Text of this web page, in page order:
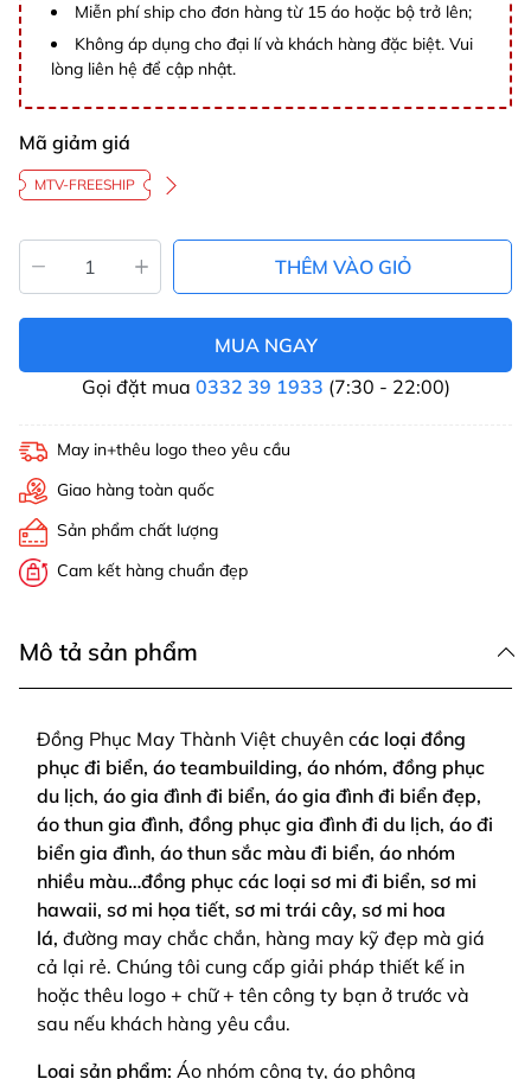
Miễn phí ship cho đơn hàng từ 15 áo hoặc bộ trở lên;
Không áp dụng cho đại lí và khách hàng đặc biệt. Vui
lòng liên hệ để cập nhật.
Mã giảm giá
MTV-FREESHIP
THÊM VÀO GIỎ
MUA NGAY
Gọi đặt mua 0332 39 1933 (7:30 - 22:00)
May in+thêu logo theo yêu cầu
Giao hàng toàn quốc
Sản phẩm chất lượng
Cam kết hàng chuẩn đẹp
Mô tả sản phẩm
Đồng Phục May Thành Việt chuyên các loại đồng
phục đi biển, áo teambuilding, áo nhóm, đồng phục
du lịch, áo gia đình đi biển, áo gia đình đi biển đẹp,
áo thun gia đình, đồng phục gia đình đi du lịch, áo đi
biển gia đình, áo thun sắc màu đi biển, áo nhóm
nhiều màu…đồng phục các loại sơ mi đi biển, sơ mi
hawaii, sơ mi họa tiết, sơ mi trái cây, sơ mi hoa
lá, đường may chắc chắn, hàng may kỹ đẹp mà giá
cả lại rẻ. Chúng tôi cung cấp giải pháp thiết kế in
hoặc thêu logo + chữ + tên công ty bạn ở trước và
sau nếu khách hàng yêu cầu.
Loại sản phẩm: Áo nhóm công ty, áo phông